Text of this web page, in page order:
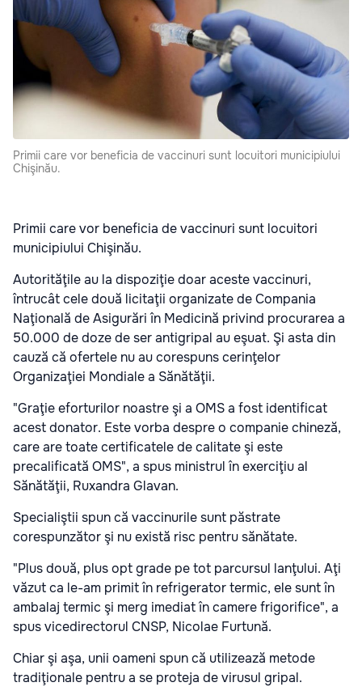
Primii care vor beneficia de vaccinuri sunt locuitori municipiului
Chişinău.
Primii care vor beneficia de vaccinuri sunt locuitori
municipiului Chişinău.
Autorităţile au la dispoziţie doar aceste vaccinuri,
întrucât cele două licitaţii organizate de Compania
Naţională de Asigurări în Medicină privind procurarea a
50.000 de doze de ser antigripal au eşuat. Şi asta din
cauză că ofertele nu au corespuns cerinţelor
Organizaţiei Mondiale a Sănătăţii.
"Graţie eforturilor noastre şi a OMS a fost identificat
acest donator. Este vorba despre o companie chineză,
care are toate certificatele de calitate şi este
precalificată OMS", a spus ministrul în exerciţiu al
Sănătăţii, Ruxandra Glavan.
Specialiştii spun că vaccinurile sunt păstrate
corespunzător şi nu există risc pentru sănătate.
"Plus două, plus opt grade pe tot parcursul lanţului. Aţi
văzut ca le-am primit în refrigerator termic, ele sunt în
ambalaj termic şi merg imediat în camere frigorifice", a
spus vicedirectorul CNSP, Nicolae Furtună.
Chiar şi aşa, unii oameni spun că utilizează metode
tradiţionale pentru a se proteja de virusul gripal.